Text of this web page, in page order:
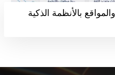
بالأنظمة الذكية